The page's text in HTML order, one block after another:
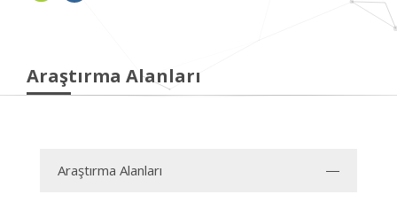
Araştırma Alanları
Araştırma Alanları